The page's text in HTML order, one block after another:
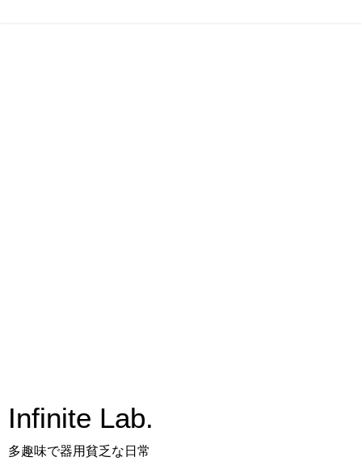
Infinite Lab.
多趣味で器用貧乏な日常